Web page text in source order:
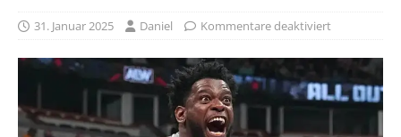
31. Januar 2025 Daniel Kommentare deaktiviert